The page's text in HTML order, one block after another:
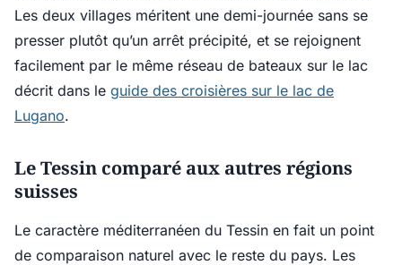
Les deux villages méritent une demi-journée sans se
presser plutôt qu’un arrêt précipité, et se rejoignent
facilement par le même réseau de bateaux sur le lac
décrit dans le guide des croisières sur le lac de
Lugano.
Le Tessin comparé aux autres régions
suisses
Le caractère méditerranéen du Tessin en fait un point
de comparaison naturel avec le reste du pays. Les